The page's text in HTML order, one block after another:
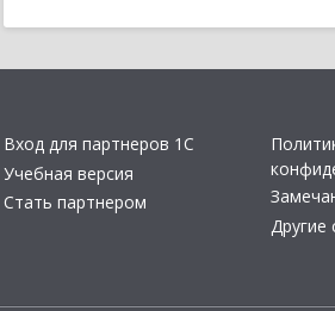
Вход для партнеров 1С
Учебная версия
Стать партнером
Другие